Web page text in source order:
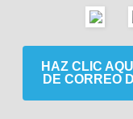
HAZ CLIC
DE CORREO